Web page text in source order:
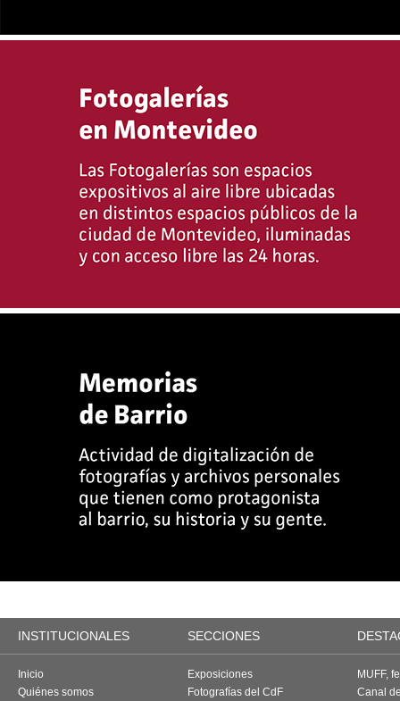
INSTITUCIONALES SECCIONES
Inicio
Quiénes somos
Exposiciones
Fotografías del CdF
MUFF,
Canal